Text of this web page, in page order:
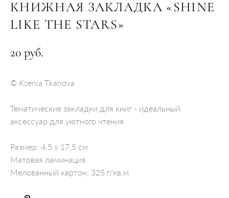
КНИЖНАЯ ЗАКЛАДКА «SHINE
LIKE THE STARS»
20 pуб.
​© Ksenia Tkanova
Тематические закладки для книг - идеальный
аксессуар для уютного чтения.
Размер: 4,5 х 17,5 см
Матовая ламинация
Мелованный картон, 325 г/кв.м